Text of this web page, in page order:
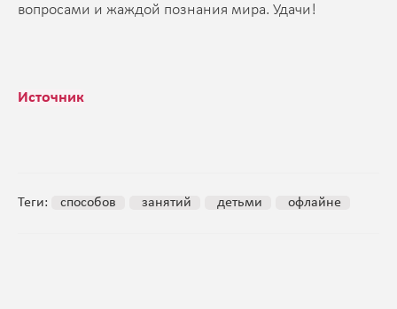
вопросами и жаждой познания мира. Удачи!
Источник
Теги: способов занятий детьми офлайне